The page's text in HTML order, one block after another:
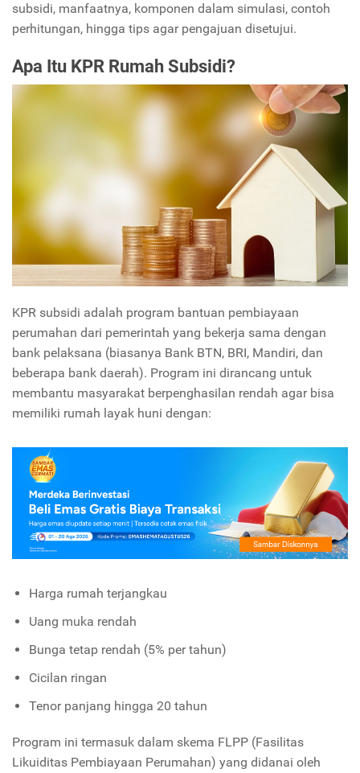
subsidi, manfaatnya, komponen dalam simulasi, contoh
perhitungan, hingga tips agar pengajuan disetujui.
Apa Itu KPR Rumah Subsidi?
KPR subsidi adalah program bantuan pembiayaan
perumahan dari pemerintah yang bekerja sama dengan
bank pelaksana (biasanya Bank BTN, BRI, Mandiri, dan
beberapa bank daerah). Program ini dirancang untuk
membantu masyarakat berpenghasilan rendah agar bisa
memiliki rumah layak huni dengan:
Harga rumah terjangkau
Uang muka rendah
Bunga tetap rendah (5% per tahun)
Cicilan ringan
Tenor panjang hingga 20 tahun
Program ini termasuk dalam skema FLPP (Fasilitas
Likuiditas Pembiayaan Perumahan) yang didanai oleh